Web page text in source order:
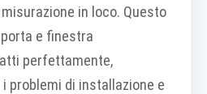
in loco. Questo
e finestra
perfettamente,
problemi di installazione e